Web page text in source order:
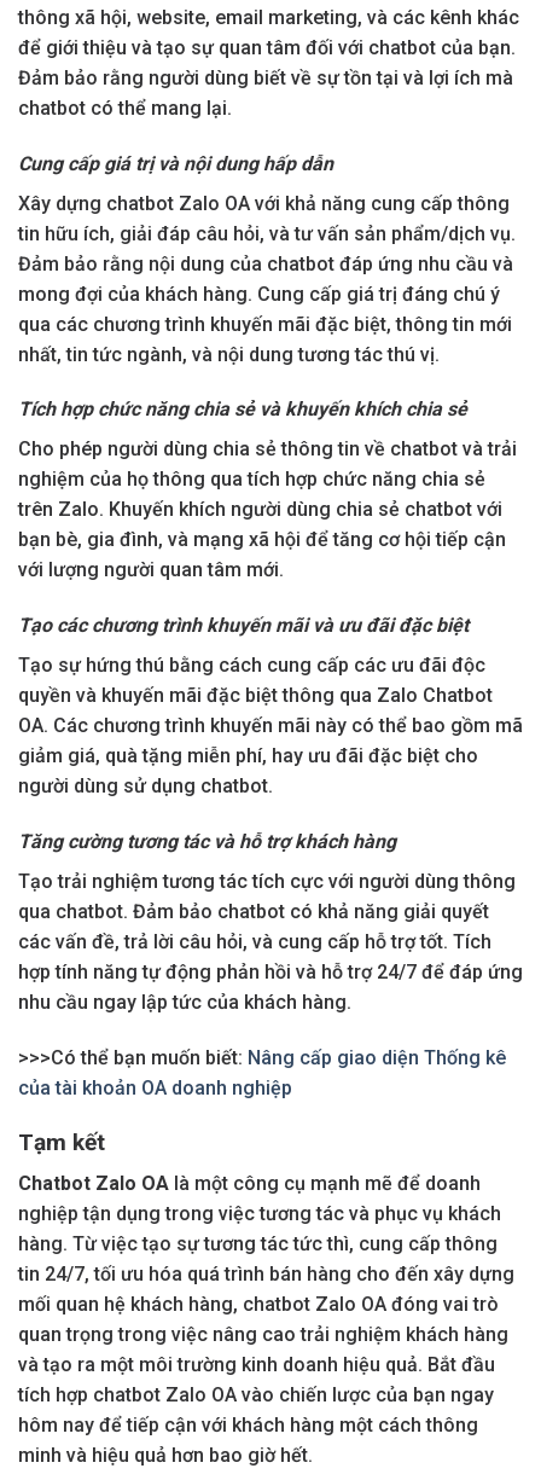
thông xã hội, website, email marketing, và các kênh khác
để giới thiệu và tạo sự quan tâm đối với chatbot của bạn.
Đảm bảo rằng người dùng biết về sự tồn tại và lợi ích mà
chatbot có thể mang lại.
Cung cấp giá trị và nội dung hấp dẫn
Xây dựng chatbot Zalo OA với khả năng cung cấp thông
tin hữu ích, giải đáp câu hỏi, và tư vấn sản phẩm/dịch vụ.
Đảm bảo rằng nội dung của chatbot đáp ứng nhu cầu và
mong đợi của khách hàng. Cung cấp giá trị đáng chú ý
qua các chương trình khuyến mãi đặc biệt, thông tin mới
nhất, tin tức ngành, và nội dung tương tác thú vị.
Tích hợp chức năng chia sẻ và khuyến khích chia sẻ
Cho phép người dùng chia sẻ thông tin về chatbot và trải
nghiệm của họ thông qua tích hợp chức năng chia sẻ
trên Zalo. Khuyến khích người dùng chia sẻ chatbot với
bạn bè, gia đình, và mạng xã hội để tăng cơ hội tiếp cận
với lượng người quan tâm mới.
Tạo các chương trình khuyến mãi và ưu đãi đặc biệt
Tạo sự hứng thú bằng cách cung cấp các ưu đãi độc
quyền và khuyến mãi đặc biệt thông qua Zalo Chatbot
OA. Các chương trình khuyến mãi này có thể bao gồm mã
giảm giá, quà tặng miễn phí, hay ưu đãi đặc biệt cho
người dùng sử dụng chatbot.
Tăng cường tương tác và hỗ trợ khách hàng
Tạo trải nghiệm tương tác tích cực với người dùng thông
qua chatbot. Đảm bảo chatbot có khả năng giải quyết
các vấn đề, trả lời câu hỏi, và cung cấp hỗ trợ tốt. Tích
hợp tính năng tự động phản hồi và hỗ trợ 24/7 để đáp ứng
nhu cầu ngay lập tức của khách hàng.
>>>Có thể bạn muốn biết: Nâng cấp giao diện Thống kê
của tài khoản OA doanh nghiệp
Tạm kết
Chatbot Zalo OA là một công cụ mạnh mẽ để doanh
nghiệp tận dụng trong việc tương tác và phục vụ khách
hàng. Từ việc tạo sự tương tác tức thì, cung cấp thông
tin 24/7, tối ưu hóa quá trình bán hàng cho đến xây dựng
mối quan hệ khách hàng, chatbot Zalo OA đóng vai trò
quan trọng trong việc nâng cao trải nghiệm khách hàng
và tạo ra một môi trường kinh doanh hiệu quả. Bắt đầu
tích hợp chatbot Zalo OA vào chiến lược của bạn ngay
hôm nay để tiếp cận với khách hàng một cách thông
minh và hiệu quả hơn bao giờ hết.